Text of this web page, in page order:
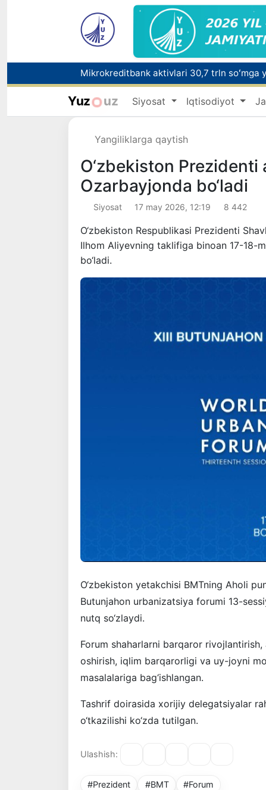
Polshadagi elchixona ko‘magida ona va
Yuz uz Siyosat Iqtisodiyot
Yangiliklarga qaytish
O‘zbekiston
Ozarbayjonda bo‘ladi
Siyosat 17 may 2026, 12:19 8 442
O‘zbekiston Respublikasi Prezidenti
Ilhom Aliyevning taklifiga binoan 17-18-
bo‘ladi.
O‘zbekiston yetakchisi BMTning Aholi
Butunjahon urbanizatsiya forumi 13-
nutq so‘zlaydi.
Forum shaharlarni barqaror
oshirish, iqlim barqarorligi va uy-joyni
masalalariga bag‘ishlangan.
Tashrif doirasida xorijiy delegatsiyalar
o‘tkazilishi ko‘zda tutilgan.
Ulashish:
#Prezident #BMT #Forum